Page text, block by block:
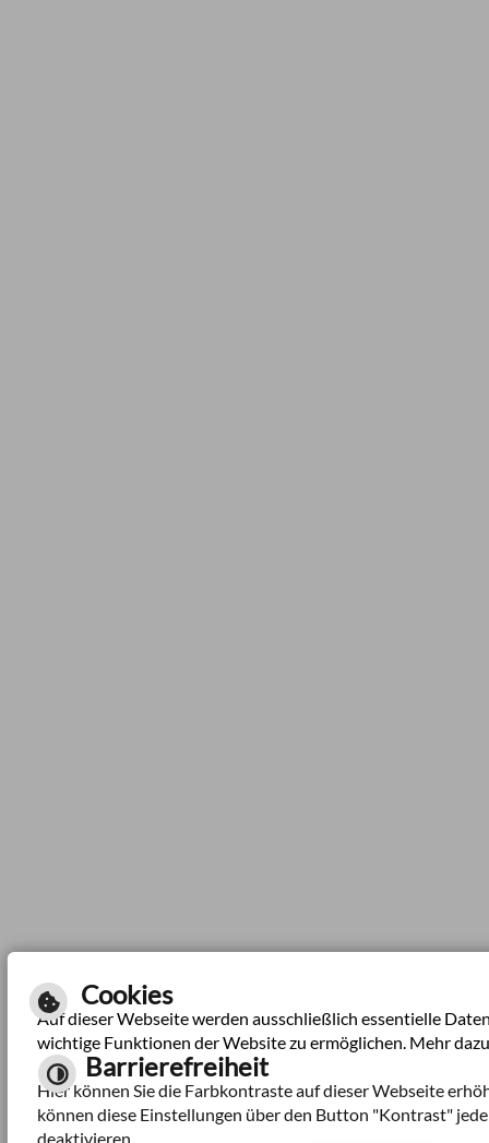
Cookies
Auf dieser Webseite werden ausschließlich essentielle
wichtige Funktionen der Website zu ermöglichen. Mehr
Barrierefreiheit
Hier können Sie die Farbkontraste auf dieser Webseite
können diese Einstellungen über den Button "Kontrast"
deaktivieren.